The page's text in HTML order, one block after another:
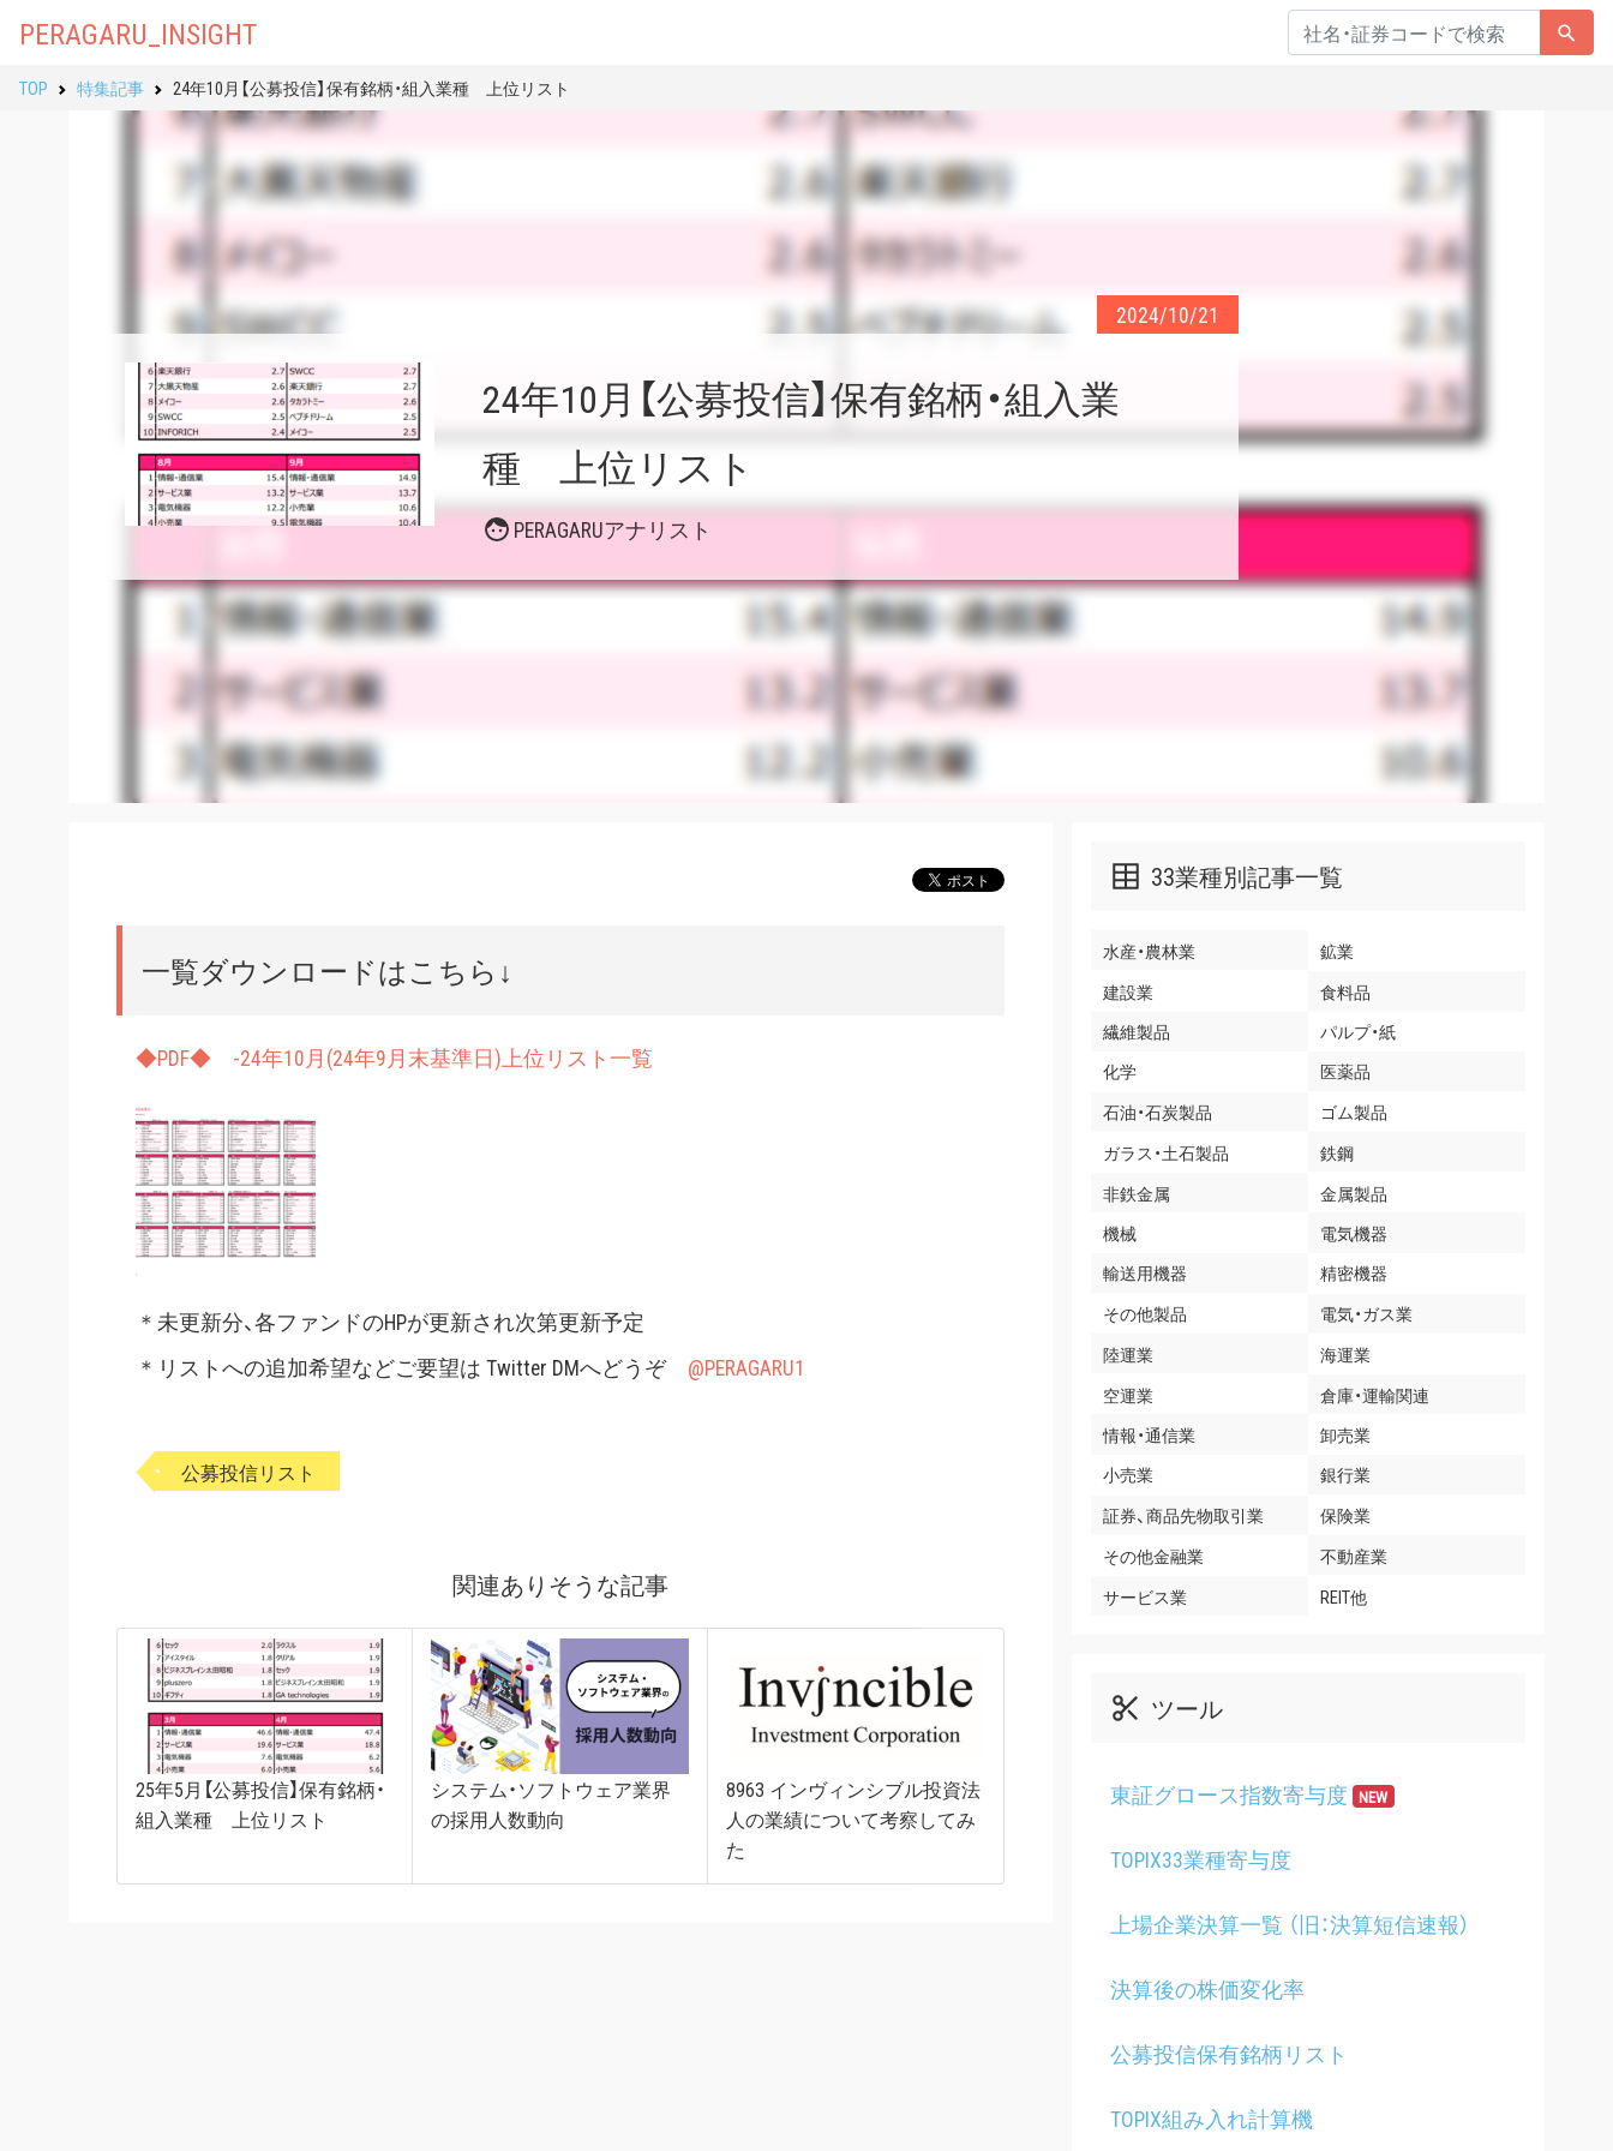
PERAGARU_INSIGHT
TOP 特集記事 24年10月【公募投信】保有銘柄・組入業種 上位リスト
24年10月【公募投信】保有銘柄・組入業
種 上位リスト
2024/10/21
PERAGARUアナリスト
一覧ダウンロードはこちら↓
◆PDF◆ -24年10月(24年9月末基準日)上位リスト一覧
＊未更新分、各ファンドのHPが更新され次第更新予定
＊リストへの追加希望などご要望は Twitter DMへどうぞ @PERAGARU1
公募投信リスト
関連ありそうな記事
25年5月【公募投信】保有銘柄・
組入業種 上位リスト
システム・ソフトウェア業界
の採用人数動向
8963 インヴィンシブル投資法
人の業績について考察してみ
た
33業種別記事一覧
水産・農林業
鉱業
建設業
食料品
繊維製品
パルプ・紙
化学
医薬品
石油・石炭製品
ゴム製品
ガラス・土石製品
鉄鋼
非鉄金属
金属製品
機械
電気機器
輸送用機器
精密機器
その他製品
電気・ガス業
陸運業
海運業
空運業
倉庫・運輸関連
情報・通信業
卸売業
小売業
銀行業
証券、商品先物取引業
保険業
その他金融業
不動産業
サービス業
REIT他
ツール
東証グロース指数寄与度 NEW
TOPIX33業種寄与度
上場企業決算一覧 （旧：決算短信速報）
決算後の株価変化率
公募投信保有銘柄リスト
TOPIX組み入れ計算機